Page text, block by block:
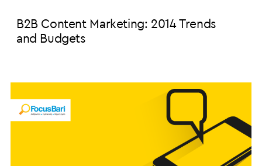
B2B Content Marketing: 2014 Trends
and Budgets